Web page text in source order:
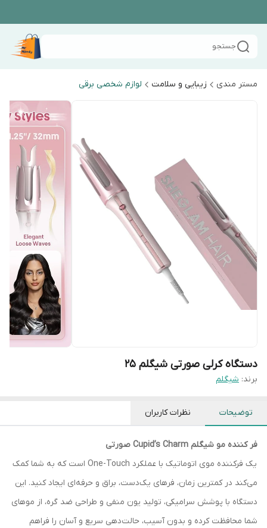
جستجو
مستر مندی زیبایی و سلامت لوازم شخصی برقی
دستگاه کرلی صورتی شیگلم ۲۵
برند: شیگلم
توضیحات نظرات کاربران
فر کننده مو شیگلم Cupid’s Charm صورتی
یک فرکننده موی اتوماتیک با عملکرد One-Touch است که به شما کمک
می‌کند در کمترین زمان، فرهای یک‌دست، براق و حرفه‌ای ایجاد کنید. این
دستگاه با پوشش سرامیکی، تولید یون منفی و طراحی ضد گره، از موهای
شما محافظت کرده و بدون آسیب، حالت‌دهی سریع و آسان را فراهم